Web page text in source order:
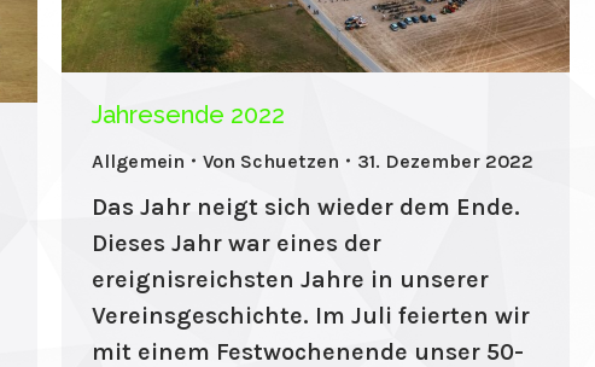
Jahresende 2022
Allgemein Von Schuetzen 31. Dezember 2022
Das Jahr neigt sich wieder dem Ende.
Dieses Jahr war eines der
ereignisreichsten Jahre in unserer
Vereinsgeschichte. Im Juli feierten wir
mit einem Festwochenende unser 50-